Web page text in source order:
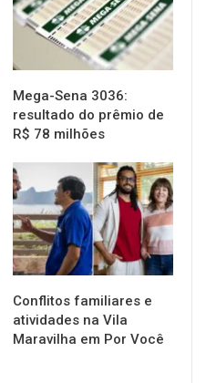
Mega-Sena 3036:
resultado do prêmio de
R$ 78 milhões
NOTÍCIAS
Conflitos familiares e
atividades na Vila
Maravilha em Por Você